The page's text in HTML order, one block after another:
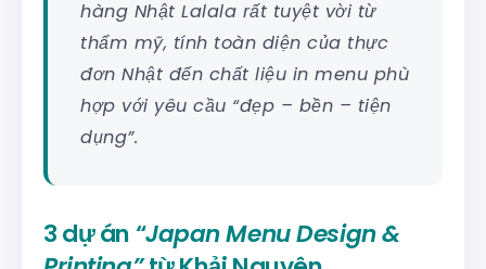
hàng Nhật Lalala rất tuyệt vời từ
thẩm mỹ, tính toàn diện của thực
đơn Nhật đến chất liệu in menu phù
hợp với yêu cầu “đẹp – bền – tiện
dụng”.
3 dự án “Japan Menu Design &